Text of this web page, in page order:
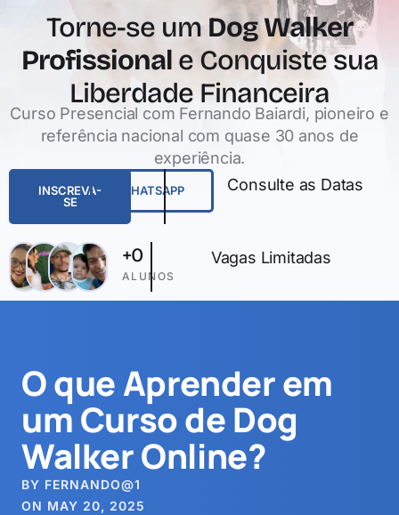
Torne-se umDog Walker
Profissional e Conquiste sua
Liberdade Financeira
Curso Presencial com Fernando Baiardi, pioneiro e
referência nacional com quase 30 anos de
experiência.
INSCREVA-
SE
WHATSAPP Consulte as Datas
ALUNOS
+0 Vagas Limitadas
O que Aprender em
um Curso de Dog
Walker Online?
BY FERNANDO@1
ON MAY 20, 2025